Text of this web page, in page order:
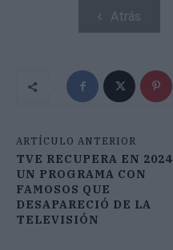
Atrás
ARTÍCULO ANTERIOR
TVE RECUPERA EN 2024
UN PROGRAMA CON
FAMOSOS QUE
DESAPARECIÓ DE LA
TELEVISIÓN